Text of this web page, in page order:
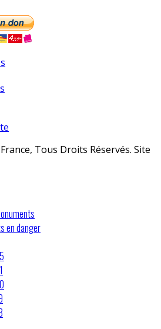
Tous Droits Réservés. Site
en danger